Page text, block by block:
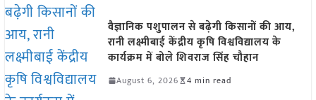
वैज्ञानिक पशुपालन से बढ़ेगी किसानों की आय,
रानी लक्ष्मीबाई केंद्रीय कृषि विश्वविद्यालय के
कार्यक्रम में बोले शिवराज सिंह चौहान
August 6, 2026 4 min read